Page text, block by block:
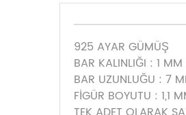
925 AYAR GÜMÜŞ
BAR KALINLIĞI : 1 MM
BAR UZUNLUĞU : 7
FİGÜR BOYUTU : 1,1